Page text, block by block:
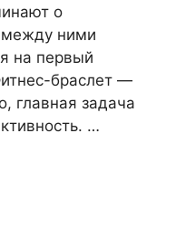
о
между ними
на первый
браслет —
главная задача
…